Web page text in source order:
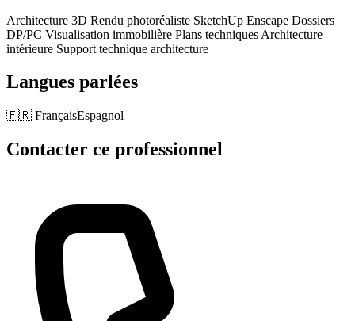
Architecture 3D Rendu photoréaliste SketchUp Enscape Dossiers
DP/PC Visualisation immobilière Plans techniques Architecture
intérieure Support technique architecture
Langues parlées
🇫🇷 FrançaisEspagnol
Contacter ce professionnel